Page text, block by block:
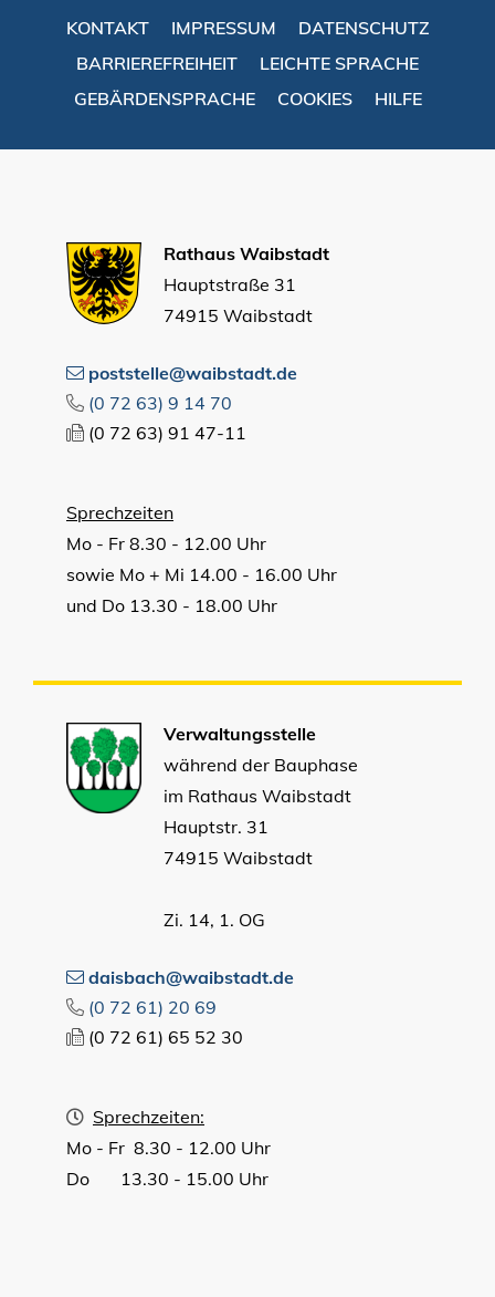
KONTAKT IMPRESSUM
DATENSCHUTZ
BARRIEREFREIHEIT
LEICHTE SPRACHE
GEBÄRDENSPRACHE
COOKIES HILFE
Rathaus Waibstadt
Hauptstraße 31
74915 Waibstadt
poststelle@waibstadt.de
(0 72 63) 9 14 70
(0 72 63) 91 47-11
Sprechzeiten
Mo - Fr 8.30 - 12.00 Uhr
sowie Mo + Mi 14.00 - 16.00 Uhr
und Do 13.30 - 18.00 Uhr
Verwaltungsstelle
während der Bauphase
im Rathaus Waibstadt
Hauptstr. 31
74915 Waibstadt
Zi. 14, 1. OG
daisbach@waibstadt.de
(0 72 61) 20 69
(0 72 61) 65 52 30
Sprechzeiten:
Mo - Fr 8.30 - 12.00 Uhr
Do 13.30 - 15.00 Uhr